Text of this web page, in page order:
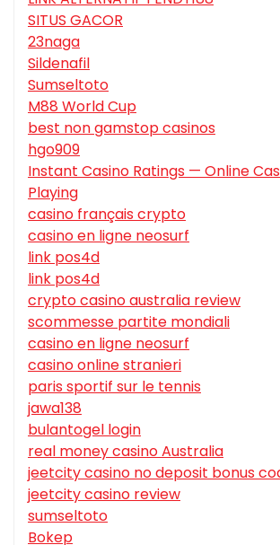
SITUS GACOR
23naga
Sildenafil
Sumseltoto
M88 World Cup
best non gamstop casinos
hgo909
Instant Casino Ratings — Online
Playing
casino français crypto
casino en ligne neosurf
link pos4d
link pos4d
crypto casino australia review
scommesse partite mondiali
casino en ligne neosurf
casino online stranieri
paris sportif sur le tennis
jawa138
bulantogel login
real money casino Australia
jeetcity casino no deposit bonus
jeetcity casino review
sumseltoto
Bokep